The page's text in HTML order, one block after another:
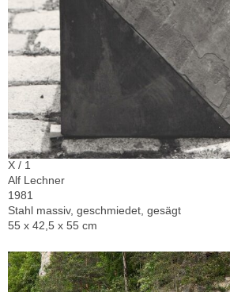
X / 1
Alf Lechner
1981
Stahl massiv, geschmiedet, gesägt
55 x 42,5 x 55 cm